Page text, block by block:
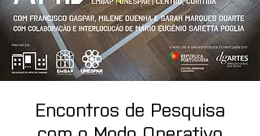
Encontros de Pesquisa